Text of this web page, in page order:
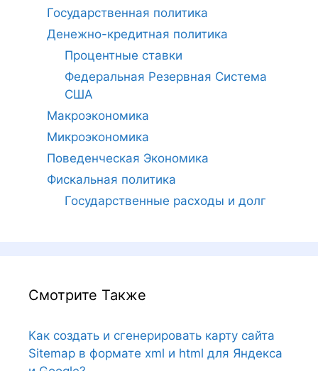
Государственная политика
Денежно-кредитная политика
Процентные ставки
Федеральная Резервная Система
США
Макроэкономика
Микроэкономика
Поведенческая Экономика
Фискальная политика
Государственные расходы и долг
Смотрите Также
Как создать и сгенерировать карту сайта
Sitemap в формате xml и html для Яндекса